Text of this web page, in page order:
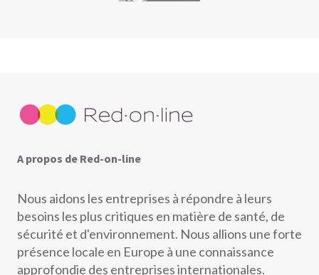
A propos de Red-on-line
Nous aidons les entreprises à répondre à leurs
besoins les plus critiques en matière de santé, de
sécurité et d'environnement. Nous allions une forte
présence locale en Europe à une connaissance
approfondie des entreprises internationales.